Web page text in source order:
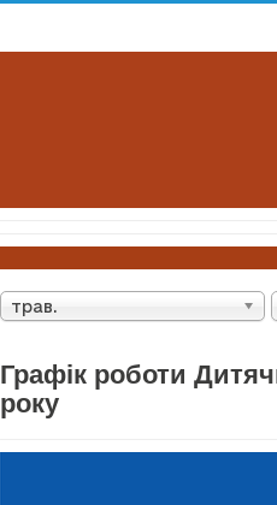
трав.
Графік роботи
року